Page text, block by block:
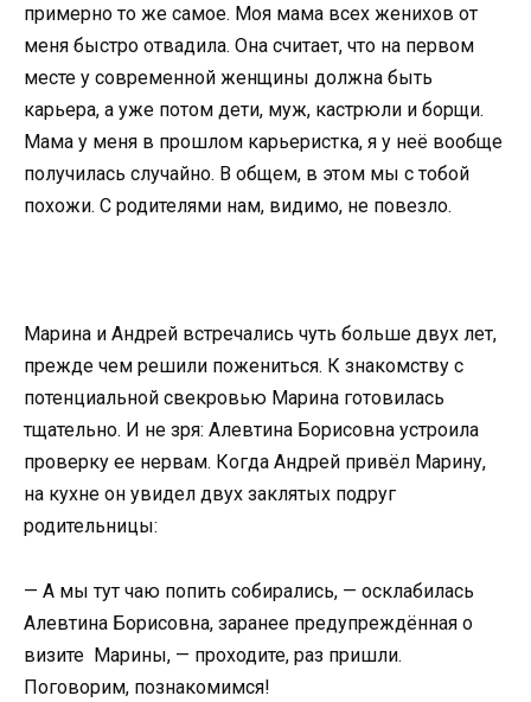
примерно то же самое. Моя мама всех женихов от
меня быстро отвадила. Она считает, что на первом
месте у современной женщины должна быть
карьера, а уже потом дети, муж, кастрюли и борщи.
Мама у меня в прошлом карьеристка, я у неё вообще
получилась случайно. В общем, в этом мы с тобой
похожи. С родителями нам, видимо, не повезло.
Марина и Андрей встречались чуть больше двух лет,
прежде чем решили пожениться. К знакомству с
потенциальной свекровью Марина готовилась
тщательно. И не зря: Алевтина Борисовна устроила
проверку ее нервам. Когда Андрей привёл Марину,
на кухне он увидел двух заклятых подруг
родительницы:
— А мы тут чаю попить собирались, — осклабилась
Алевтина Борисовна, заранее предупреждённая о
визите Марины, — проходите, раз пришли.
Поговорим, познакомимся!